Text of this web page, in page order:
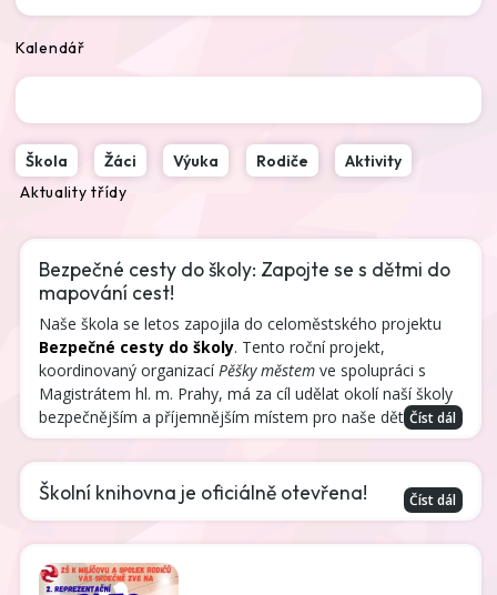
Kalendář
Škola Žáci Výuka Rodiče
Aktivity
Aktuality třídy
Bezpečné cesty do školy: Zapojte se s dětmi do
mapování cest!
Naše škola se letos zapojila do celoměstského projektu
Bezpečné cesty do školy. Tento roční projekt,
koordinovaný organizacíPěšky městem ve spolupráci s
Magistrátem hl. m. Prahy, má za cíl udělat okolí naší školy
bezpečnějším a příjemnějším místem pro naše děti.Číst dál
Školní knihovna je oficiálně otevřena! Číst dál